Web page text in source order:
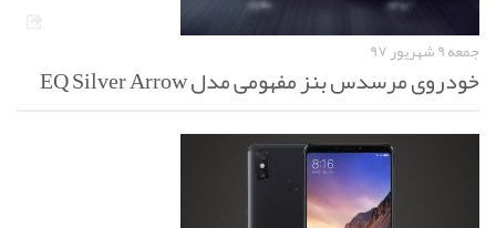
جمعه ۹ شهریور ۹۷
خودروی مرسدس بنز مفهومی مدل EQ Silver Arrow